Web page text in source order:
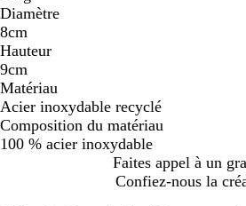
Diamètre
8cm
Hauteur
9cm
Matériau
Acier inoxydable recyclé
Composition du matériau
100 % acier inoxydable
Faites appel à un
Confiez-nous la